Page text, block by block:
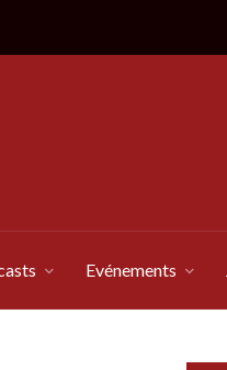
Evénements